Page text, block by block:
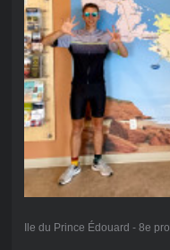
Ile du Prince Édouard - 8e